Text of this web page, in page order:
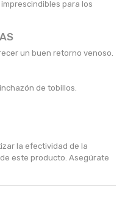
para los
un buen retorno venoso.
de tobillos.
la efectividad de la
este producto. Asegúrate